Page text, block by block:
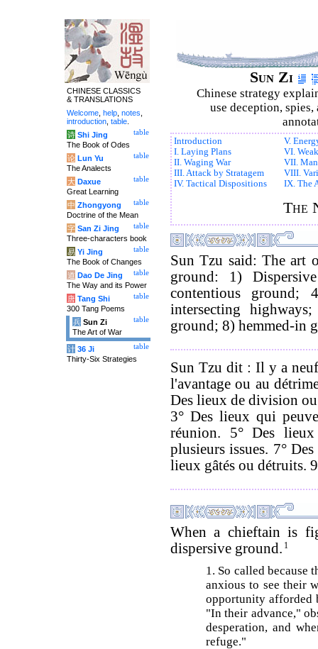
Sun Zi
Chinese strategy
use deception,
Introduction
I. Laying Plans
II. Waging War
III. Attack by Stratagem
IV. Tactical Dispositions
V.
VI.
VII.
VIII.
IX. The
The
Sun Tzu said: The art
ground: 1)
contentious
intersecting
ground; 8) hemmed-in
Sun Tzu dit : Il y a
l'avantage ou au
Des lieux de division
3° Des lieux qui
réunion. 5° Des
plusieurs issues. 7°
lieux gâtés ou détruits.
When a chieftain is
dispersive ground. 1
1. So called because
anxious to see their
opportunity afforded
"In their advance,"
desperation, and
refuge."
CHINESE CLASSICS
& TRANSLATIONS
Welcome help notes
introduction table
table
诗 Shi Jing
The Book of Odes
table
论 Lun Yu
The Analects
table
大 Daxue
Great Learning
table
中 Zhongyong
Doctrine of the Mean
table
字 San Zi Jing
Three-characters book
table
易 Yi Jing
The Book of Changes
table
道 Dao De Jing
The Way and its Power
table
唐 Tang Shi
300 Tang Poems
table
兵 Sun Zi
The Art of War
table
计 36 Ji
Thirty-Six Strategies